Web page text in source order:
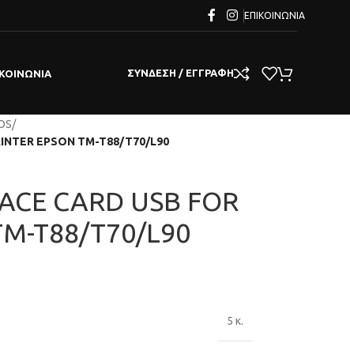
ΕΠΙΚΟΙΝΩΝΊΑ
ΣΎΝΔΕΣΗ / ΕΓΓΡΑΦΉ
/
EPSON TM-T88/T70/L90
CARD USB FOR
T88/T70/L90
5 κ.